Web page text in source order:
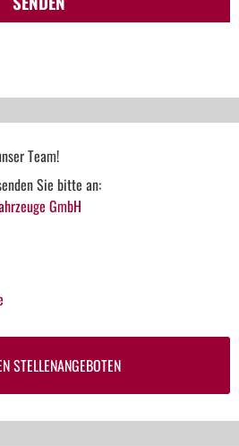
Team!
Sie bitte an:
GmbH
STELLENANGEBOTEN